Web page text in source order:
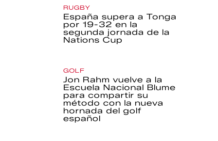
RUGBY
España supera a Tonga
por 19-32 en la
segunda jornada de la
Nations Cup
GOLF
Jon Rahm vuelve a la
Escuela Nacional Blume
para compartir su
método con la nueva
hornada del golf
español